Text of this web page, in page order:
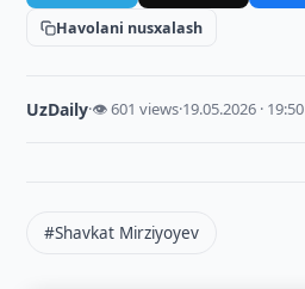
Havolani nusxalash
UzDaily·👁 601 views·19.05.2026 · 19:50
#Shavkat Mirziyoyev